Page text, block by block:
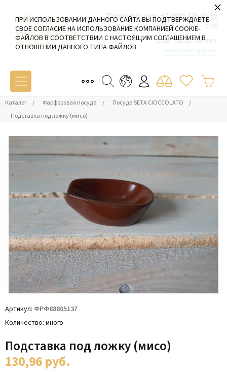
Позвоните нам: +7 (980) 379-42-99
Пн-Пт: 09:00 - 19:00 Сб-Вс: 10:00 - 17:00
Ваш город:Белиз
Каталог / Фарфоровая посуда / Посуда SETA CIOCCOLATO
/
Подставка под ложку (мисо)
Артикул ФРФ88805137
Количество много
Подставка под ложку (мисо)
130,96руб.
ПРИ ИСПОЛЬЗОВАНИИ ДАННОГО САЙТА ВЫ ПОДТВЕРЖДАЕТЕ
СВОЕ СОГЛАСИЕ НА ИСПОЛЬЗОВАНИЕ КОМПАНИЕЙ COOKIE-
ФАЙЛОВ В СООТВЕТСТВИИ С НАСТОЯЩИМ СОГЛАШЕНИЕМ В
ОТНОШЕНИИ ДАННОГО ТИПА ФАЙЛОВ
×